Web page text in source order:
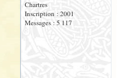
Chartres
Inscription : 2001
Messages : 5 117